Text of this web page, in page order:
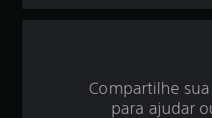
Compartilhe
para ajudar